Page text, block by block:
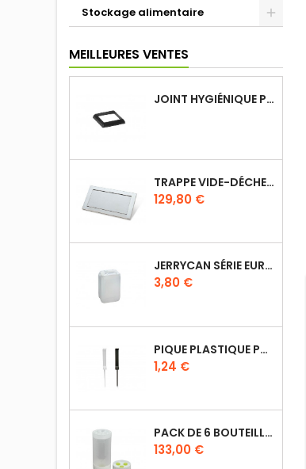
Stockage alimentaire
MEILLEURES VENTES
JOINT HYGIÉNIQUE POUR ANNEAU TUBE 40 X 40 MM NOIR
TRAPPE VIDE-DÉCHETS BASCULANT ENCASTRABLE EN INOX
Prix
129,80 €
JERRYCAN SÉRIE EURO UN DIN 61
Prix
3,80 €
PIQUE PLASTIQUE POUR ÉTIQUETTES SUR LES PLATS EN VITRINE
Prix
1,24 €
PACK DE 6 BOUTEILLES SAUCE GUN 630 ML AVEC MEMBRANE 3 TROUS
Prix
133,00 €